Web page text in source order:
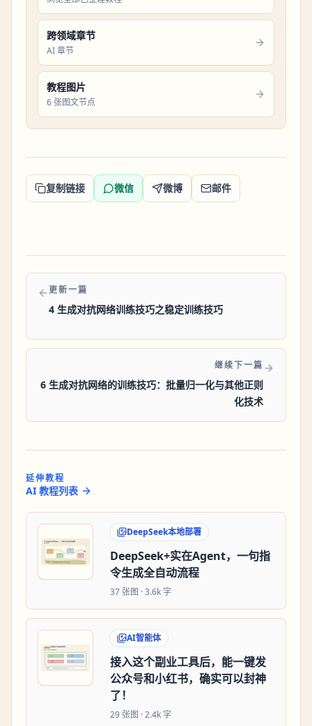
跨领域章节
AI 章节
教程图片
6 张图文节点
复制链接 微信 微博 邮件
更新一篇
4 生成对抗网络训练技巧之稳定训练技巧
继续下一篇
6 生成对抗网络的训练技巧：批量归一化与其他正则
化技术
延伸教程
AI 教程列表
DeepSeek本地部署
DeepSeek+实在Agent，一句指
令生成全自动流程
37 张图 ·3.6k 字
AI智能体
接入这个副业工具后，能一键发
公众号和小红书，确实可以封神
了！
29 张图 ·2.4k 字